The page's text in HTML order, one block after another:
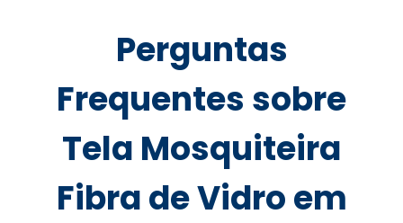
Perguntas
Frequentes sobre
Tela Mosquiteira
Fibra de Vidro em